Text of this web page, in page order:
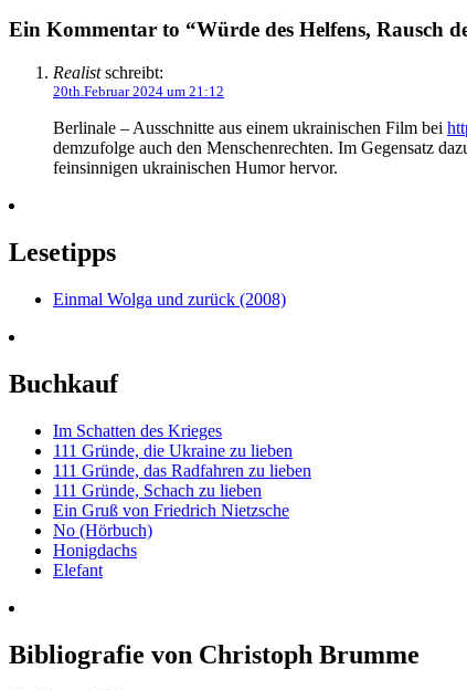
Ein Kommentar to “Würde des Helfens, Rausch
Realistschreibt:
20th.Februar 2024 um 21:12
Berlinale – Ausschnitte aus einem ukrainischen Film bei
demzufolge auch den Menschenrechten. Im Gegensatz
feinsinnigen ukrainischen Humor hervor.
Lesetipps
Einmal Wolga und zurück (2008)
Buchkauf
Im Schatten des Krieges
111 Gründe, die Ukraine zu lieben
111 Gründe, das Radfahren zu lieben
111 Gründe, Schach zu lieben
Ein Gruß von Friedrich Nietzsche
No (Hörbuch)
Honigdachs
Elefant
Bibliografie von Christoph Brumme